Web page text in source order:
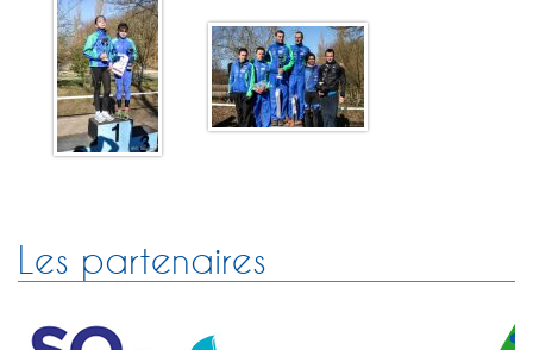
Les partenaires